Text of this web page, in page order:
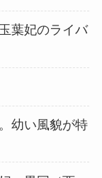
葉妃のライバ
幼い風貌が特